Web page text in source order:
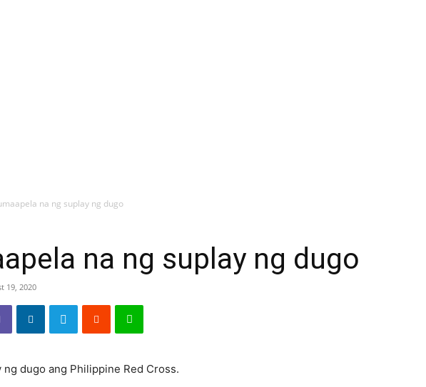
na ng suplay ng dugo
na ng suplay ng dugo
19, 2020
ng dugo ang Philippine Red Cross.